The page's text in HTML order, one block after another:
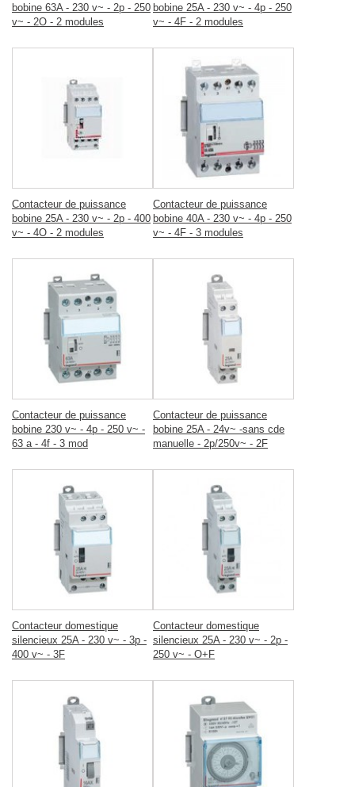
bobine 63A - 230 v~ - 2p - 250
v~ - 2O - 2 modules
bobine 25A - 230 v~ - 4p - 250
v~ - 4F - 2 modules
Contacteur de puissance
bobine 25A - 230 v~ - 2p - 400
v~ - 4O - 2 modules
Contacteur de puissance
bobine 40A - 230 v~ - 4p - 250
v~ - 4F - 3 modules
Contacteur de puissance
bobine 230 v~ - 4p - 250 v~ -
63 a - 4f - 3 mod
Contacteur de puissance
bobine 25A - 24v~ -sans cde
manuelle - 2p/250v~ - 2F
Contacteur domestique
silencieux 25A - 230 v~ - 3p -
400 v~ - 3F
Contacteur domestique
silencieux 25A - 230 v~ - 2p -
250 v~ - O+F